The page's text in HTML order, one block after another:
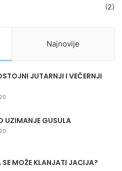
(2)
Najnovije
JUTARNJI I VEČERNJI
UZIMANJE GUSULA
MOŽE KLANJATI JACIJA?